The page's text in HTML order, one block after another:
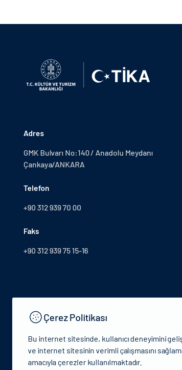
Adres
GMK Bulvarı No:140 / Anadolu Meydanı
Çankaya/ANKARA
Telefon
+90 312 939 70 00
Faks
+90 312 939 75 15-16
Çerez Politikası
Bu internet sitesinde, kullanıcı deneyimini
ve internet sitesinin verimli çalışmasını
amacıyla çerezler kullanılmaktadır.